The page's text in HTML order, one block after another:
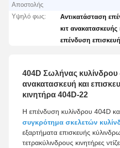
Αποστολής
Υψηλό φως: Αντικατάσταση
κιτ ανακατασκευής
επένδυση
404D Σωλήνας κυλίνδρου
ανακατασκευή και
κινητήρα 404D-22
Η επένδυση κυλίνδρου 404D
συγκρότημα σκελετών
εξαρτήματα επισκευής
τετρακύλινδρους κινητήρες